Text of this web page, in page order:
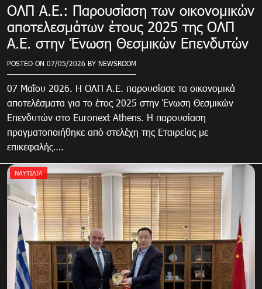
ΟΛΠ Α.Ε.: Παρουσίαση των οικονομικών
αποτελεσμάτων έτους 2025 της ΟΛΠ
Α.Ε. στην Ένωση Θεσμικών Επενδυτών
POSTED ON 07/05/2026 BY NEWSROOM
07 Μαΐου 2026. Η ΟΛΠ Α.Ε. παρουσίασε τα οικονομικά
αποτελέσματα για το έτος 2025 στην Ένωση Θεσμικών
Επενδυτών στο Euronext Athens. Η παρουσίαση
πραγματοποιήθηκε από στελέχη της Εταιρείας με
επικεφαλής….
ΝΑΥΤΙΛΙΑ